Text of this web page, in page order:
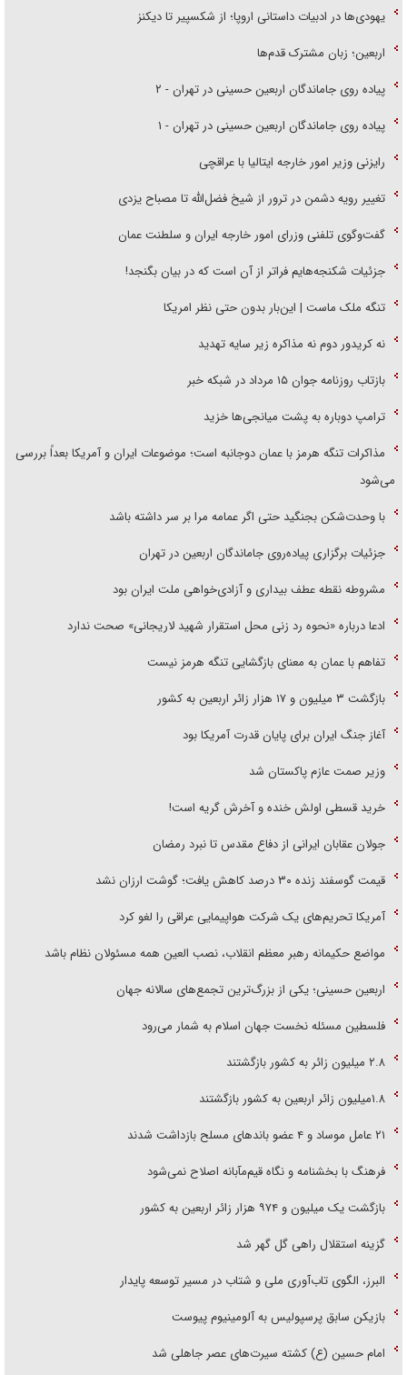
یهودی‌ها در ادبیات داستانی اروپا؛ از شکسپیر تا دیکنز
اربعین؛ زبان مشترک قدم‌ها
پیاده روی جاماندگان اربعین حسینی در تهران - ۲
پیاده روی جاماندگان اربعین حسینی در تهران - ۱
رایزنی وزیر امور خارجه ایتالیا با عراقچی
تغییر رویه دشمن در ترور از شیخ فضل‌الله تا مصباح یزدی
گفت‌وگوی تلفنی وزرای امور خارجه ایران و سلطنت عمان
جزئیات شکنجه‌هایم فراتر از آن است که در بیان بگنجد!
تنگه ملک ماست | این‌بار بدون حتی نظر امریکا
نه کریدور دوم نه مذاکره زیر سایه تهدید
بازتاب روزنامه جوان ۱۵ مرداد در شبکه خبر
ترامپ دوباره به پشت میانجی‌ها خزید
مذاکرات تنگه هرمز با عمان دوجانبه است؛ موضوعات ایران و آمریکا بعداً بررسی
می‌شود
با وحدت‌شکن بجنگید حتی اگر عمامه مرا بر سر داشته باشد
جزئیات برگزاری پیاده‌روی جاماندگان اربعین در تهران
مشروطه نقطه عطف بیداری و آزادی‌خواهی ملت ایران بود
ادعا درباره «نحوه رد زنی محل استقرار شهید لاریجانی» صحت ندارد
تفاهم با عمان به معنای بازگشایی تنگه هرمز نیست
بازگشت ۳ میلیون و ۱۷ هزار زائر اربعین به کشور
آغاز جنگ ایران برای پایان قدرت آمریکا بود
وزیر صمت عازم پاکستان شد
خرید قسطی اولش خنده و آخرش گریه است!
جولان عقابان ایرانی از دفاع مقدس تا نبرد رمضان
قیمت گوسفند زنده ۳۰ درصد کاهش یافت؛ گوشت ارزان نشد
آمریکا تحریم‌های یک شرکت هواپیمایی عراقی را لغو کرد
مواضع حکیمانه رهبر معظم انقلاب، نصب العین همه مسئولان نظام باشد
اربعین حسینی؛ یکی از بزرگ‌ترین تجمع‌های سالانه جهان
فلسطین مسئله نخست جهان اسلام به شمار می‌رود
۲.۸ میلیون زائر به کشور بازگشتند
۱.۸میلیون زائر اربعین به کشور بازگشتند
۲۱ عامل موساد و ۴ عضو باند‌های مسلح بازداشت شدند
فرهنگ با بخشنامه و نگاه قیم‌مآبانه اصلاح نمی‌شود
بازگشت یک میلیون و ۹۷۴ هزار زائر اربعین به کشور
گزینه استقلال راهی گل گهر شد
البرز، الگوی تاب‌آوری ملی و شتاب در مسیر توسعه پایدار
بازیکن سابق پرسپولیس به آلومینیوم پیوست
امام حسین (ع) کشته سیرت‌های عصر جاهلی شد